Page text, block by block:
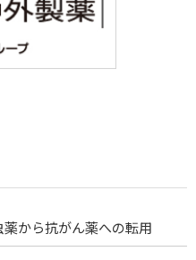
から抗がん薬への転用